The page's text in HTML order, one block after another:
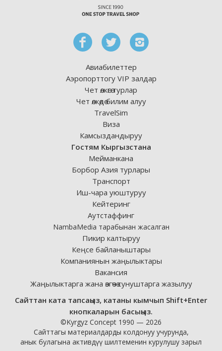
Авиабилеттер
Аэропорттогу VIP залдар
Чет өлкөгө турлар
Чет өлкөдө билим алуу
TravelSim
Виза
Камсыздандыруу
Гостям Кыргызстана
Мейманкана
Борбор Азия турлары
Транспорт
Иш-чара уюштуруу
Кейтеринг
Аутстаффинг
NambaMedia тарабынан жасалган
Пикир калтыруу
Кеңсе байланыштары
Компаниянын жаңылыктары
Вакансия
Жаңылыктарга жана өзгөчө сунуштарга жазылуу
Сайттан ката тапсаңыз, катаны кымчып Shift+Enter
кнопкаларын басыңыз.
©Kyrgyz Concept 1990 — 2026
Сайттагы материалдарды колдонуу учурунда,
анык булагына активдүү шилтеменин курулушу зарыл